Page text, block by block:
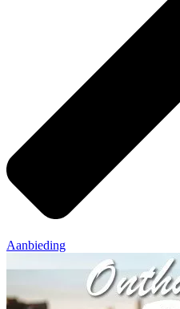
Aanbieding